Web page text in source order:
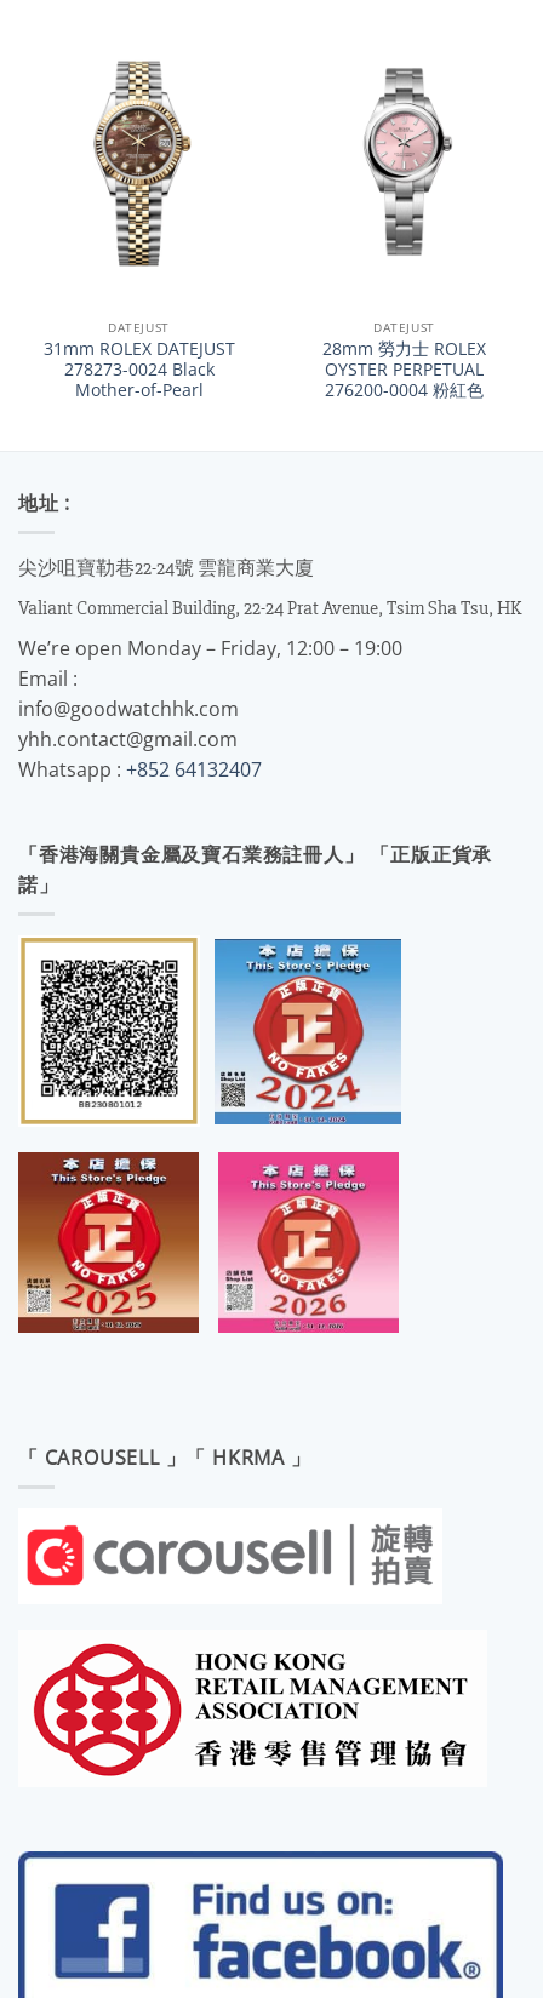
DATEJUST
31mm ROLEX DATEJUST
278273-0024 Black
Mother-of-Pearl
DATEJUST
28mm 勞力士 ROLEX
OYSTER PERPETUAL
276200-0004 粉紅色
地址 :
尖沙咀寶勒巷22-24號 雲龍商業大廈
Valiant Commercial Building, 22-24 Prat Avenue, Tsim Sha Tsu, HK
We’re open Monday – Friday, 12:00 – 19:00
Email :
info@goodwatchhk.com
yhh.contact@gmail.com
Whatsapp : +852 64132407
「香港海關貴金屬及寶石業務註冊人」 「正版正貨承
諾」
「 CAROUSELL 」「 HKRMA 」